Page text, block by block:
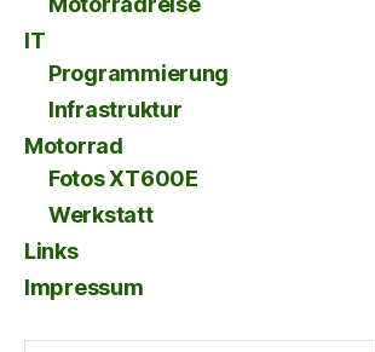
IT
Programmierung
Infrastruktur
Motorrad
Fotos XT600E
Werkstatt
Links
Impressum